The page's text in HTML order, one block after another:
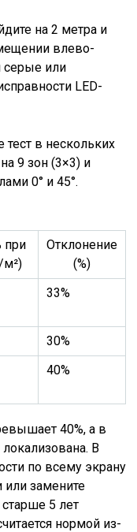
на 2 метра и
влево-
серые или
LED-
тест в нескольких
9 зон (3×3) и
0° и 45°.
при
м²)
Отклонение
(%)
33%
30%
40%
40%, а в
В
по всему экрану
или замените
5 лет
нормой из-